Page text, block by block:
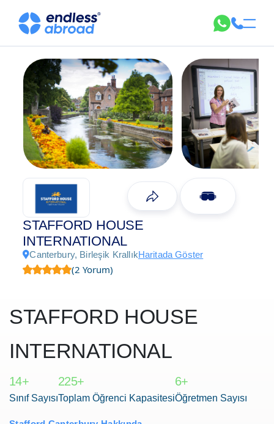
STAFFORD HOUSE
INTERNATIONAL
Canterbury, Birleşik KrallıkHaritada Göster
(2 Yorum)
STAFFORD HOUSE
INTERNATIONAL
14+
Sınıf Sayısı
225+
Toplam Öğrenci Kapasitesi
6+
Öğretmen Sayısı